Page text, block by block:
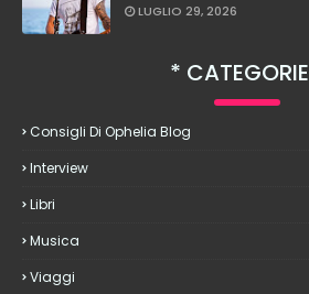
LUGLIO 29, 2026
CATEGORIE
Consigli Di Ophelia Blog
Interview
Libri
Musica
Viaggi